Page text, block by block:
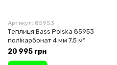
Артикул: 85953
Теплиця Bass Polska 85953
полікарбонат 4 мм 7,5 м²
20 995 грн